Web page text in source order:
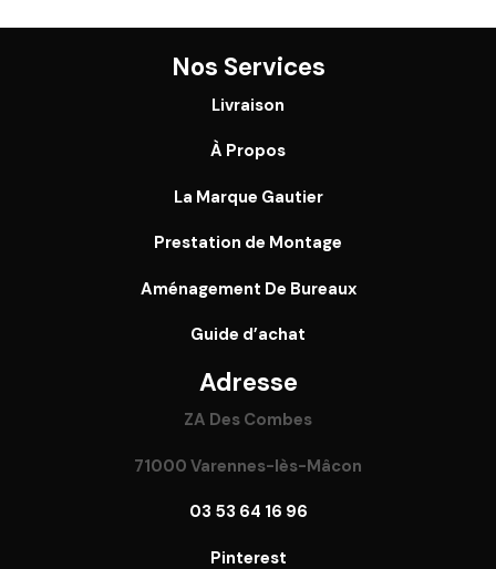
Nos Services
Livraison
À Propos
La Marque Gautier
Prestation de Montage
Aménagement De Bureaux
Guide d’achat
Adresse
ZA Des Combes
71000 Varennes-lès-Mâcon
03 53 64 16 96
Pinterest